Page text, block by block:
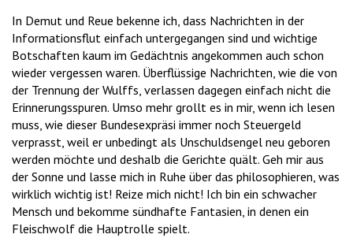
In Demut und Reue bekenne ich, dass Nachrichten in der
Informationsflut einfach untergegangen sind und wichtige
Botschaften kaum im Gedächtnis angekommen auch schon
wieder vergessen waren. Überflüssige Nachrichten, wie die von
der Trennung der Wulffs, verlassen dagegen einfach nicht die
Erinnerungsspuren. Umso mehr grollt es in mir, wenn ich lesen
muss, wie dieser Bundesexpräsi immer noch Steuergeld
verprasst, weil er unbedingt als Unschuldsengel neu geboren
werden möchte und deshalb die Gerichte quält. Geh mir aus
der Sonne und lasse mich in Ruhe über das philosophieren, was
wirklich wichtig ist! Reize mich nicht! Ich bin ein schwacher
Mensch und bekomme sündhafte Fantasien, in denen ein
Fleischwolf die Hauptrolle spielt.